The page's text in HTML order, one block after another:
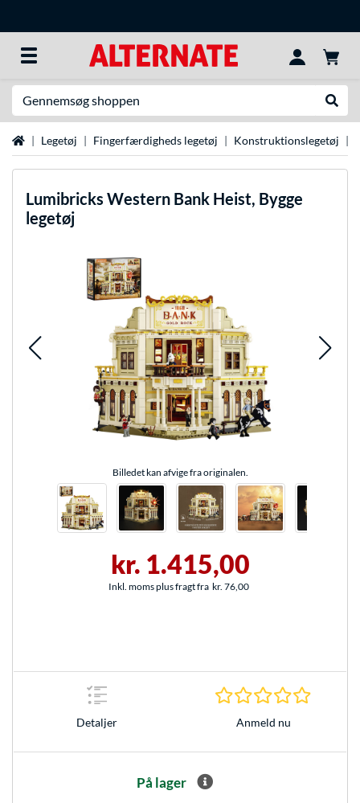
StartsideLegetøj Fingerfærdigheds legetøj Konstruktionslegetøj
Lumibricks Western Bank Heist, Bygge
legetøj
Billedet kan afvige fra originalen.
kr. 1.415,00
Inkl. moms plus fragt fra kr. 76,00
Detaljer Anmeld nu
På lager